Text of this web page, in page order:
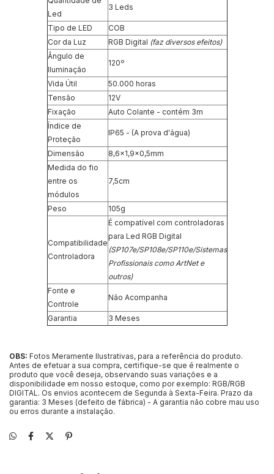
Led
3 Leds
Tipo de LED
COB
Cor da Luz
RGB Digital (faz diversos efeitos)
Ângulo de
Iluminação
120º
Vida Útil
50.000 horas
Tensão
12V
Fixação
Auto Colante - contém 3m
Índice de
Proteção
IP65 - (A prova d'água)
Dimensão
8,6x1,9x0,5mm
Medida do fio
entre os
módulos
7,5cm
Peso 105g
Compatibilidade
Controladora
É compatível com controladoras
para Led RGB Digital
(SP107e/SP108e/SP110e/Sistemas
Profissionais como ArtNet e
outros)
Fonte e
Controle
Não Acompanha
Garantia 3 Meses
OBS: Fotos Meramente Ilustrativas, para a referência do produto.
Antes de efetuar a sua compra, certifique-se que é realmente o
produto que você deseja, observando suas variações e a
disponibilidade em nosso estoque, como por exemplo: RGB/RGB
DIGITAL. Os envios acontecem de Segunda à Sexta-Feira. Prazo da
garantia: 3 Meses (defeito de fábrica) - A garantia não cobre mau uso
ou erros durante a instalação.